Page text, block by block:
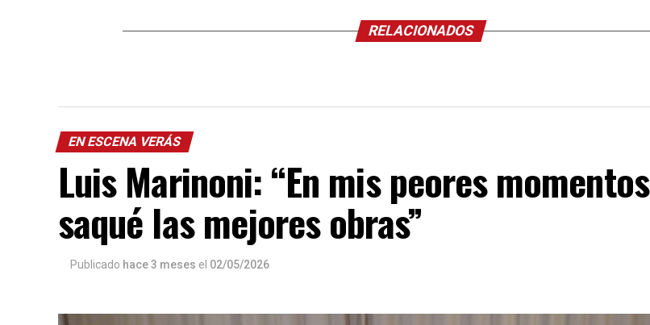
RELACIONADOS
EN ESCENA VERÁS
Luis Marinoni: “En mis peores momentos
saqué las mejores obras”
Publicado hace 3 meses el 02/05/2026